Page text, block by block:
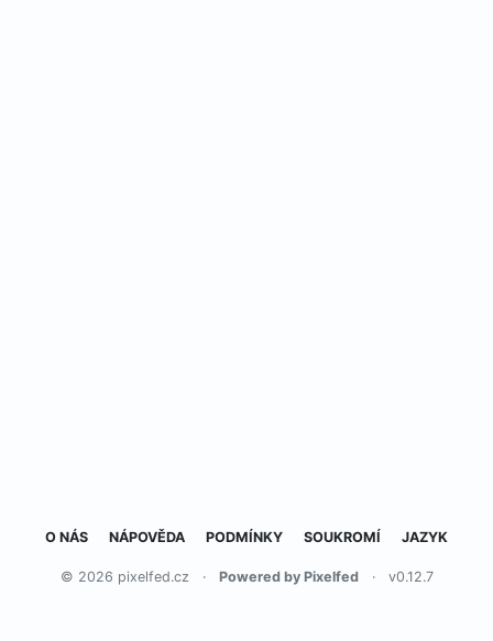
O NÁS NÁPOVĚDA PODMÍNKY SOUKROMÍ JAZYK
© 2026 pixelfed.cz · Powered by Pixelfed · v0.12.7